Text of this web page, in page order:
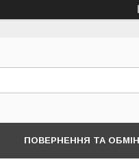
ПОВЕРНЕННЯ ТА ОБМІН